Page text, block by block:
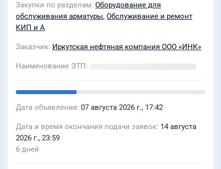
Закупки по разделам Оборудование для
обслуживания арматуры, Обслуживание и ремонт
КИП и А
Заказчик Иркутская нефтяная компания ООО «ИНК»
Наименование ЭТП
Дата объявления 07 августа 2026 г., 17:42
Дата и время окончания подачи заявок 14 августа
2026 г., 23:59
6 дней